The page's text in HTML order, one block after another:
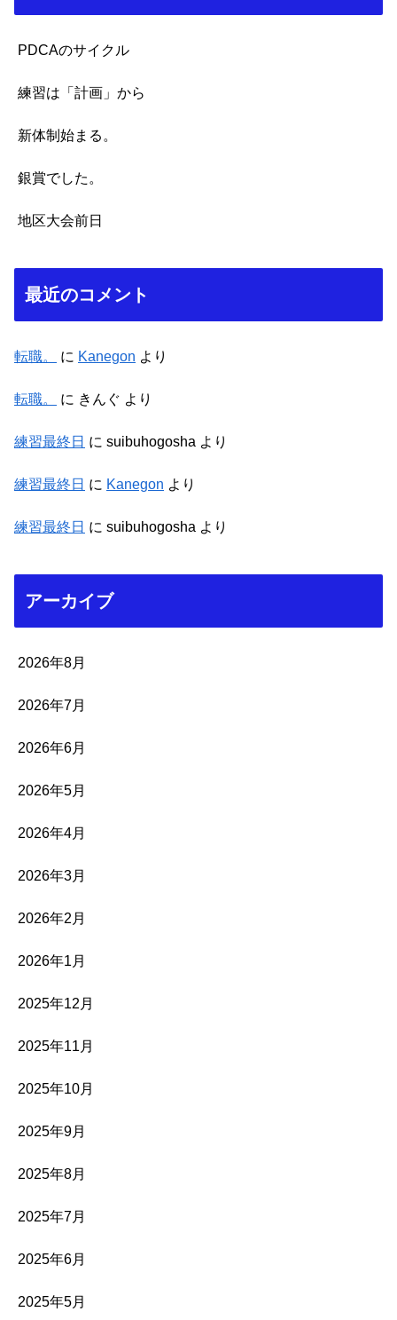
PDCAのサイクル
練習は「計画」から
新体制始まる。
銀賞でした。
地区大会前日
最近のコメント
転職。 に Kanegon より
転職。 に きんぐ より
練習最終日 に suibuhogosha より
練習最終日 に Kanegon より
練習最終日 に suibuhogosha より
アーカイブ
2026年8月
2026年7月
2026年6月
2026年5月
2026年4月
2026年3月
2026年2月
2026年1月
2025年12月
2025年11月
2025年10月
2025年9月
2025年8月
2025年7月
2025年6月
2025年5月